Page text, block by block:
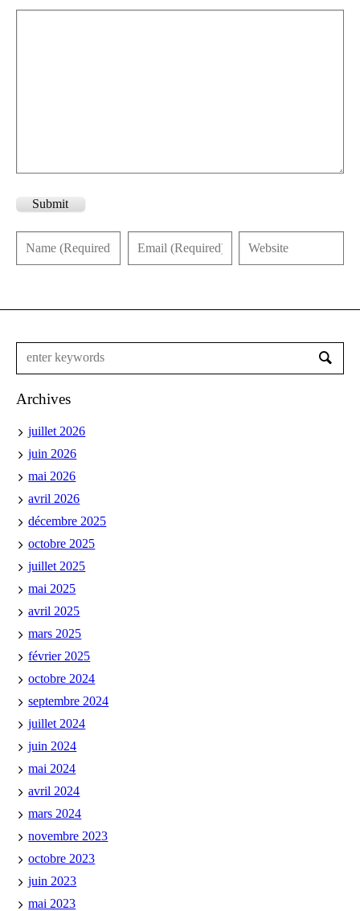
Submit
Archives
juillet 2026
juin 2026
mai 2026
avril 2026
décembre 2025
octobre 2025
juillet 2025
mai 2025
avril 2025
mars 2025
février 2025
octobre 2024
septembre 2024
juillet 2024
juin 2024
mai 2024
avril 2024
mars 2024
novembre 2023
octobre 2023
juin 2023
mai 2023